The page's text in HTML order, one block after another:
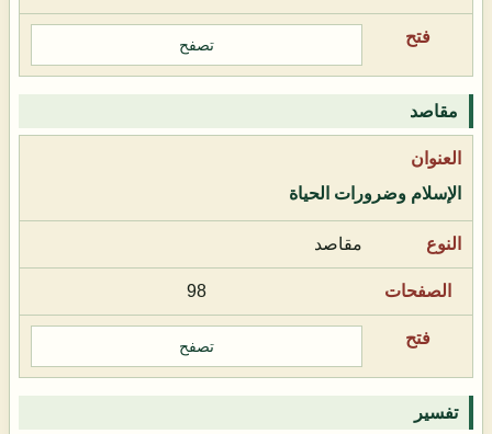
تصفح
مقاصد
الإسلام وضرورات الحياة
مقاصد
98
تصفح
تفسير